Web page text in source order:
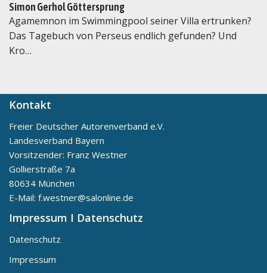
Simon Gerhol Göttersprung
Agamemnon im Swimmingpool seiner Villa ertrunken?
Das Tagebuch von Perseus endlich gefunden? Und
Kro…
Kontakt
Freier Deutscher Autorenverband e.V.
Landesverband Bayern
Vorsitzender: Franz Westner
Gollierstraße 7a
80634 München
E-Mail: f.westner@salonline.de
Impressum I Datenschutz
Datenschutz
Impressum